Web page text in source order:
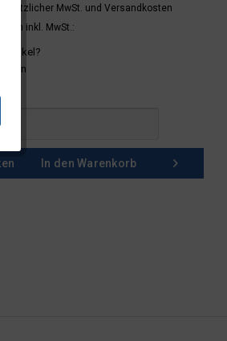
MwSt. und Versandkosten
inkl. MwSt.:
Artikel?
In den Warenkorb